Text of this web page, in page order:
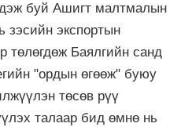
буй Ашигт малтмалын
зэсийн экспортын
төлөгдөж Баялгийн санд
"ордын өгөөж" буюу
төсөв рүү
талаар бид өмнө нь